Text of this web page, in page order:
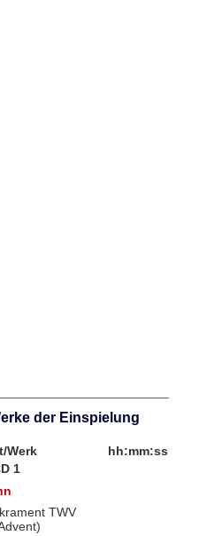
der Einspielung
Werk
hh:mm:ss
1
TWV